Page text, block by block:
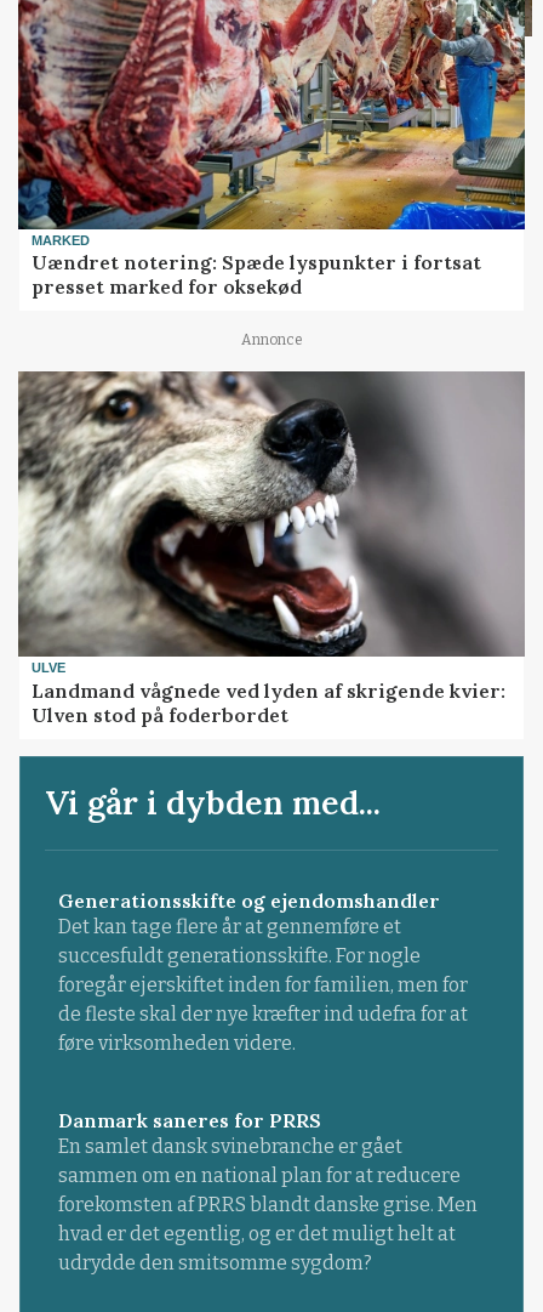
MARKED
Uændret notering: Spæde lyspunkter i fortsat
presset marked for oksekød
Annonce
ULVE
Landmand vågnede ved lyden af skrigende kvier:
Ulven stod på foderbordet
Vi går i dybden med...
Generationsskifte og ejendomshandler
Det kan tage flere år at gennemføre et
succesfuldt generationsskifte. For nogle
foregår ejerskiftet inden for familien, men for
de fleste skal der nye kræfter ind udefra for at
føre virksomheden videre.
Danmark saneres for PRRS
En samlet dansk svinebranche er gået
sammen om en national plan for at reducere
forekomsten af PRRS blandt danske grise. Men
hvad er det egentlig, og er det muligt helt at
udrydde den smitsomme sygdom?